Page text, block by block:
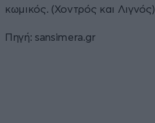
κωμικός. (Χοντρός και Λιγνός)
Πηγή: sansimera.gr